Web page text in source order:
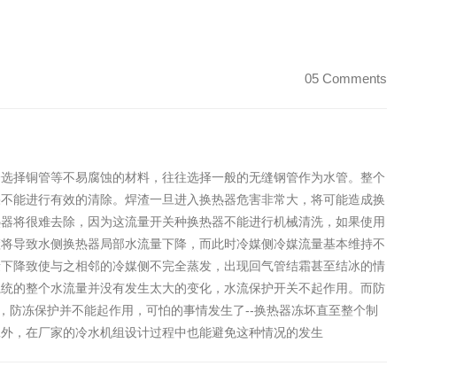
05 Comments
择铜管等不易腐蚀的材料，往往选择一般的无缝钢管作为水管。整个
能进行有效的清除。焊渣一旦进入换热器危害非常大，将可能造成换
将很难去除，因为这流量开关种换热器不能进行机械清洗，如果使用
导致水侧换热器局部水流量下降，而此时冷媒侧冷媒流量基本维持不
降致使与之相邻的冷媒侧不完全蒸发，出现回气管结霜甚至结冰的情
的整个水流量并没有发生太大的变化，水流保护开关不起作用。而防
冻保护并不能起作用，可怕的事情发生了--换热器冻坏直至整个制
，在厂家的冷水机组设计过程中也能避免这种情况的发生